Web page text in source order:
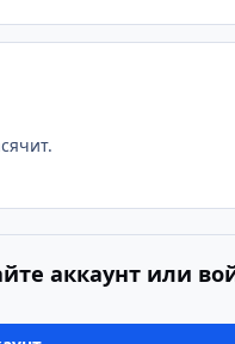
аккаунт или